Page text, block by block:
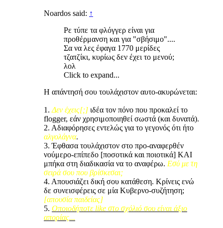
Noardos said: ↑
Ρε τύπε τα φλόγγερ είναι για
προθέρμανση και για "σβήσιμο"....
Σα να λες έφαγα 1770 μερίδες
τζατζίκι, κυρίως δεν έχει το μενού;
λολ
Click to expand...
Η απάντησή σου τουλάχιστον αυτο-ακυρώνεται:
1. Δεν έχεις[;] ιδέα τον πόνο που προκαλεί το
flogger, εάν χρησιμοποιηθεί σωστά (και δυνατά).
2. Αδιαφόρησες εντελώς για το γεγονός ότι ήτο
αλγολάγνα.
3. Έφθασα τουλάχιστον στο προ-αναφερθέν
νούμερο-επίπεδο [ποσοτικά και ποιοτικά] ΚΑΙ
μπήκα στη διαδικασία να το αναφέρω. Εσύ με τη
σειρά σου που βρίσκεσαι;
4. Απουσιάζει δική σου κατάθεση. Κρίνεις ενώ
δε συνεισφέρεις σε μία Κυβερνο-συζήτηση;
[απουσία παιδείας]
5. Οποιοδήποτε like στο σχόλιό σου είναι άξιο
απορίας...